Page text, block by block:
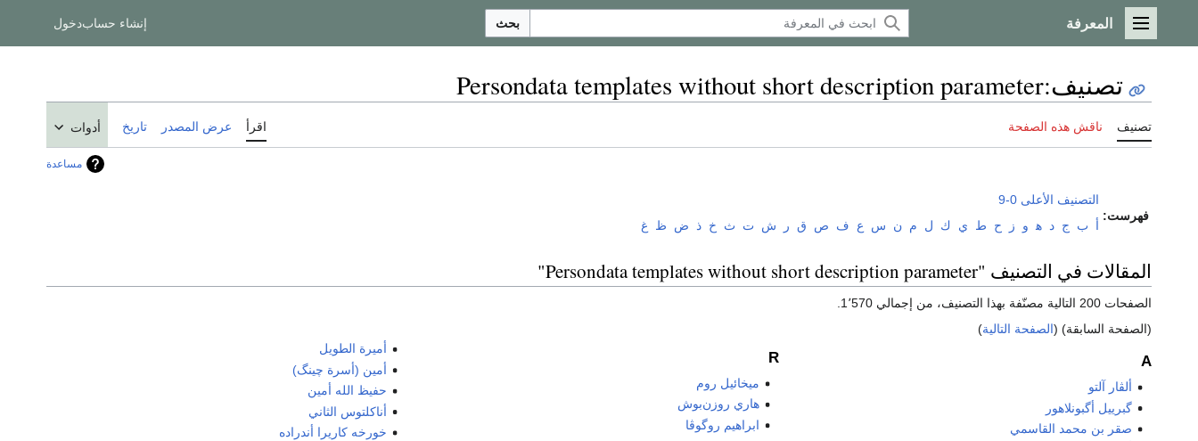
القائمة الرئيسية
المعرفة بحث إنشاء حسابدخول
تصنيف:
Persondata templates without short description parameter
تصنيف ناقش هذه الصفحة اقرأ عرض المصدر تاريخ أدوات
مساعدة
فهرست:
التصنيف الأعلى 0-9
أ
ب ج د ﻫ و ز ح ط ي ك ل م ن س ع ف ص ق ر ش ت ث خ ذ ض ظ غ
المقالات في التصنيف "Persondata templates without short description parameter"
الصفحات 200 التالية مصنّفة بهذا التصنيف، من إجمالي 1٬570.
(الصفحة السابقة) (الصفحة التالية)
A
ألڤار آلتو
گبرييل أگبونلاهور
صقر بن محمد القاسمي
R
ميخائيل روم
هاري روزن‌بوش
ابراهيم روگوڤا
أميرة الطويل
أمين (أسرة چينگ)
حفيظ الله أمين
أناكلتوس الثاني
خورخه كاريرا أندراده